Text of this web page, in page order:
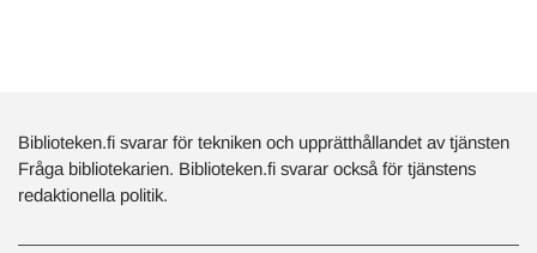
Biblioteken.fi svarar för tekniken och upprätthållandet av tjänsten
Fråga bibliotekarien. Biblioteken.fi svarar också för tjänstens
redaktionella politik.